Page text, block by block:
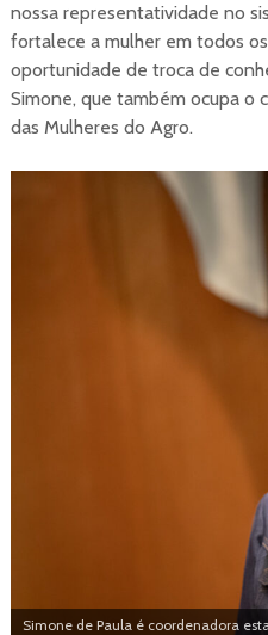
nossa representatividade no
fortalece a mulher em todos
oportunidade de troca de
Simone, que também ocupa o
das Mulheres do Agro.
Simone de Paula é coordenadora